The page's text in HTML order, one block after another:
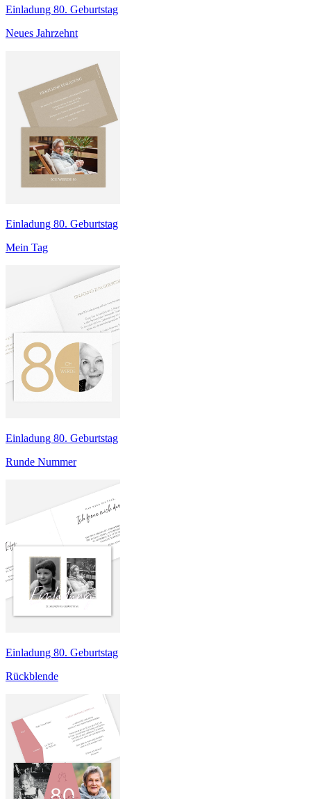
Einladung 80. Geburtstag
Neues Jahrzehnt
Einladung 80. Geburtstag
Mein Tag
Einladung 80. Geburtstag
Runde Nummer
Einladung 80. Geburtstag
Rückblende